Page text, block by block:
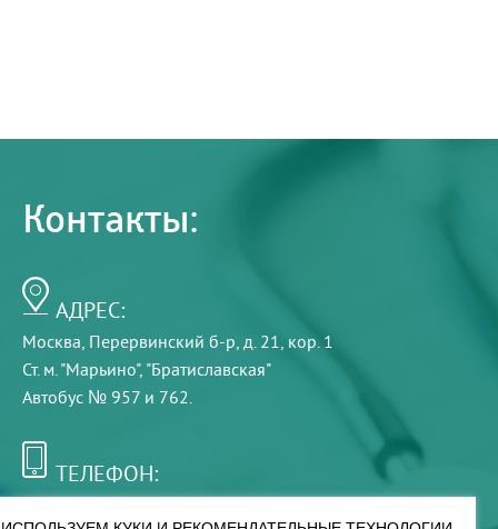
Контакты:
АДРЕС:
Москва, Перервинский б-р, д. 21, кор. 1
Ст. м. "Марьино", "Братиславская"
Автобус № 957 и 762.
ТЕЛЕФОН: